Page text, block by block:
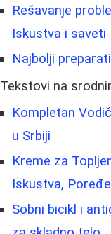
Rešavanje
Iskustva i saveti
Najbolji
Tekstovi na
Kompletan
u Srbiji
Kreme za
Iskustva,
Sobni bicikl i